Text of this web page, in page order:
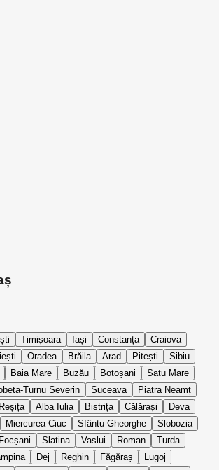
Timișoara Iași Constanța
Craiova
Oradea Brăila Arad Pitești
Sibiu
Baia Mare Buzău Botoșani
Satu Mare
Turnu Severin Suceava
Piatra Neamț
Reșița Alba Iulia Bistrița Călărași
Deva
Miercurea Ciuc Sfântu Gheorghe
Slobozia
Focșani Slatina Vaslui Roman
Turda
Dej Reghin Făgăraș
Lugoj